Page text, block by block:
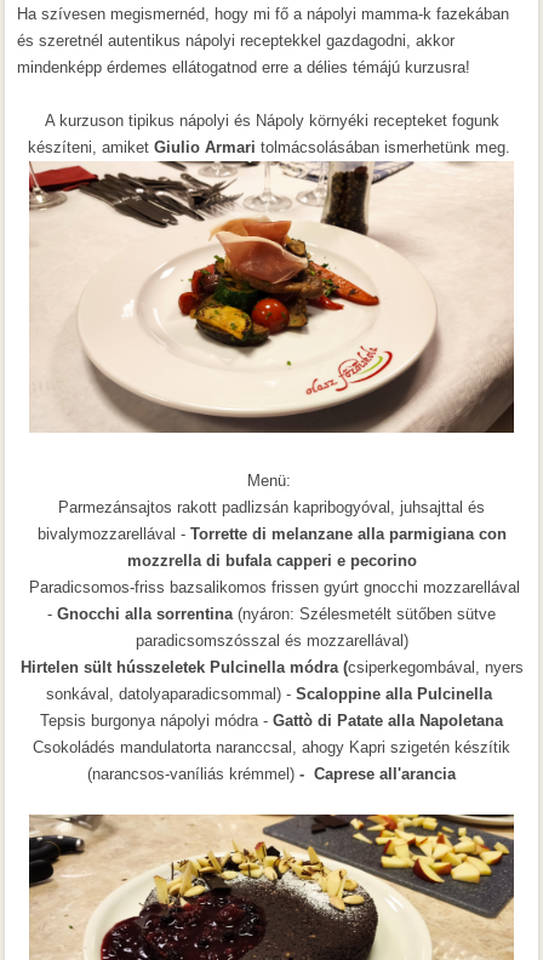
Ha szívesen megismernéd, hogy mi fő a nápolyi mamma-k fazekában
és szeretnél autentikus nápolyi receptekkel gazdagodni, akkor
mindenképp érdemes ellátogatnod erre a délies témájú kurzusra!
A kurzuson tipikus nápolyi és Nápoly környéki recepteket fogunk
készíteni, amiket Giulio Armari tolmácsolásában ismerhetünk meg.
Menü:
Parmezánsajtos rakott padlizsán kapribogyóval, juhsajttal és
bivalymozzarellával - Torrette di melanzane alla parmigiana con
mozzrella di bufala capperi e pecorino
Paradicsomos-friss bazsalikomos frissen gyúrt gnocchi mozzarellával
- Gnocchi alla sorrentina (nyáron: Szélesmetélt sütőben sütve
paradicsomszósszal és mozzarellával)
Hirtelen sült hússzeletek Pulcinella módra (csiperkegombával, nyers
sonkával, datolyaparadicsommal) - Scaloppine alla Pulcinella
Tepsis burgonya nápolyi módra - Gattò di Patate alla Napoletana
Csokoládés mandulatorta naranccsal, ahogy Kapri szigetén készítik
(narancsos-vaníliás krémmel) - Caprese all'arancia